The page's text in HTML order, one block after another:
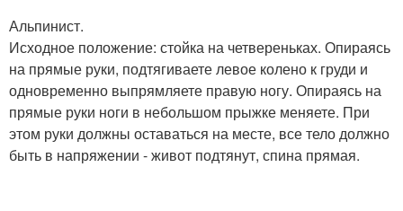
Альпинист.
Исходное положение: стойка на четвереньках. Опираясь
на прямые руки, подтягиваете левое колено к груди и
одновременно выпрямляете правую ногу. Опираясь на
прямые руки ноги в небольшом прыжке меняете. При
этом руки должны оставаться на месте, все тело должно
быть в напряжении - живот подтянут, спина прямая.